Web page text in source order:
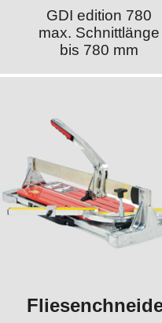
GDI edition 780
max. Schnittlänge
bis 780 mm